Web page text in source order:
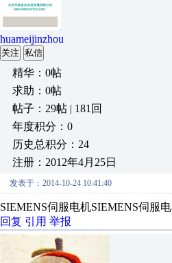
huameijinzhou
关注 私信
精华：0帖
求助：0帖
帖子：29帖 | 181回
年度积分：0
历史总积分：24
注册：2012年4月25日
发表于：2014-10-24 10:41:40
SIEMENS伺服电机SIEMENS伺服
回复 引用 举报